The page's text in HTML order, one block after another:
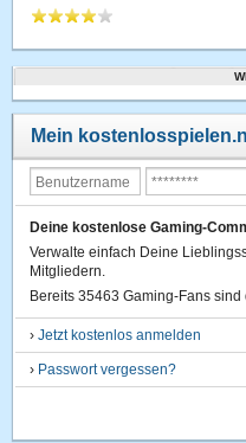
Mein
Deine kostenlose Gaming-
Verwalte einfach Deine
Mitgliedern.
Bereits 35463 Gaming-Fans sind
›Jetzt kostenlos anmelden
› Passwort vergessen?